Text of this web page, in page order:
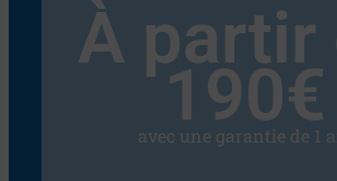
À partir
190€
avec une garantie de 1